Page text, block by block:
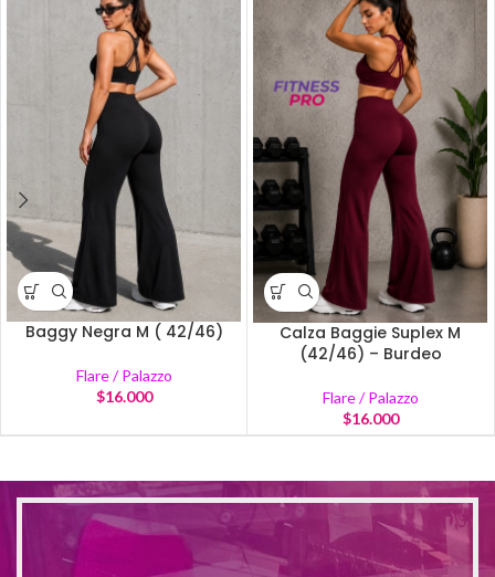
Baggy Negra M ( 42/46)
Flare / Palazzo
$16.000
Calza Baggie Suplex M
(42/46) – Burdeo
Flare / Palazzo
$16.000